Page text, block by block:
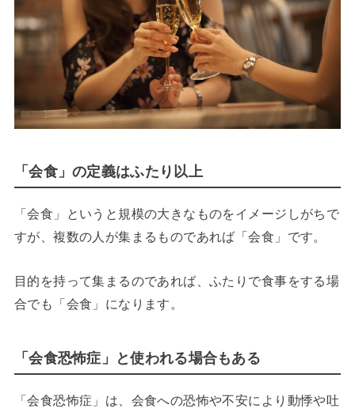
「会食」の定義はふたり以上
「会食」というと規模の大きなものをイメージしがちで
すが、複数の人が集まるものであれば「会食」です。
目的を持って集まるのであれば、ふたりで食事をする場
合でも「会食」になります。
「会食恐怖症」と使われる場合もある
「会食恐怖症」は、会食への恐怖や不安により動悸や吐